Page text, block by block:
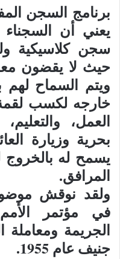
برنامج السجن
يعني أن
سجن كلاسيكية
حيث لا يقضون
ويتم السماح
خارجه لكسب
العمل،
بحرية وزيارة
يسمح له
المرافق.
ولقد نوقش
في مؤتمر
الجريمة
جنيف عام 1955.